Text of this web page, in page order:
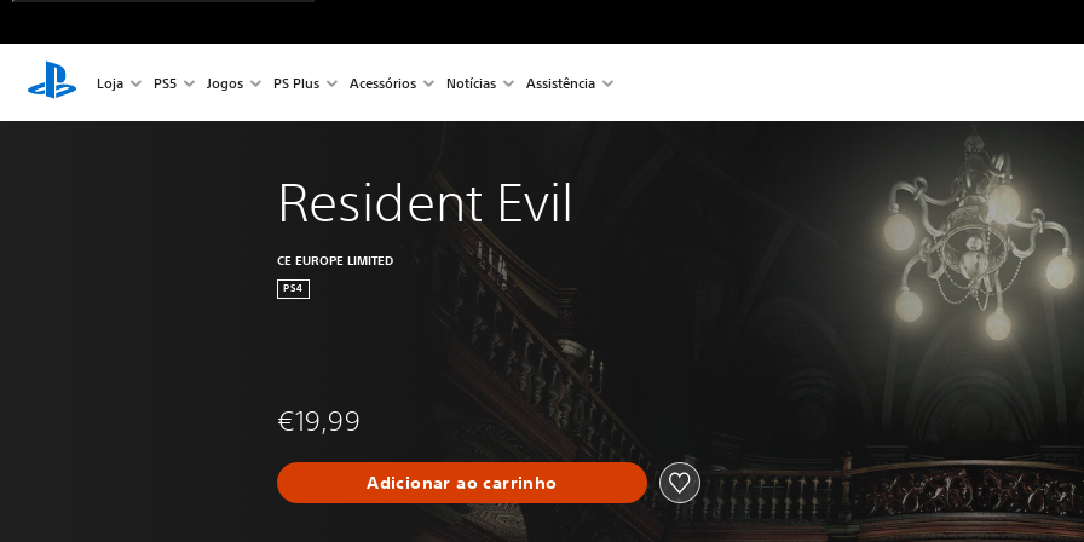
Loja PS5 Jogos PS Plus Acessórios Notícias Assistência
Resident Evil
CE EUROPE LIMITED
PS4
€19,99
Adicionar ao carrinho